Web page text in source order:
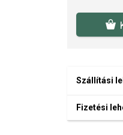
Szállítási
Fizetési